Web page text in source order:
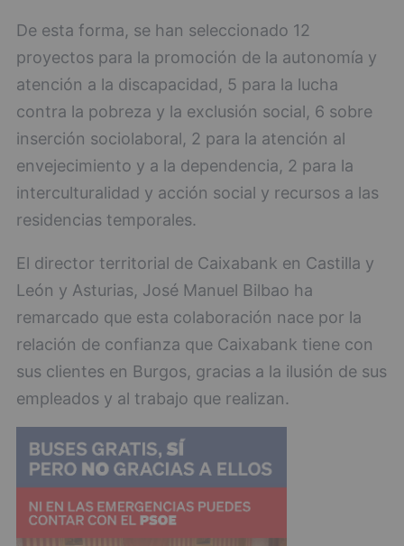
De esta forma, se han seleccionado 12
proyectos para la promoción de la autonomía y
atención a la discapacidad, 5 para la lucha
contra la pobreza y la exclusión social, 6 sobre
inserción sociolaboral, 2 para la atención al
envejecimiento y a la dependencia, 2 para la
interculturalidad y acción social y recursos a las
residencias temporales.
El director territorial de Caixabank en Castilla y
León y Asturias, José Manuel Bilbao ha
remarcado que esta colaboración nace por la
relación de confianza que Caixabank tiene con
sus clientes en Burgos, gracias a la ilusión de sus
empleados y al trabajo que realizan.